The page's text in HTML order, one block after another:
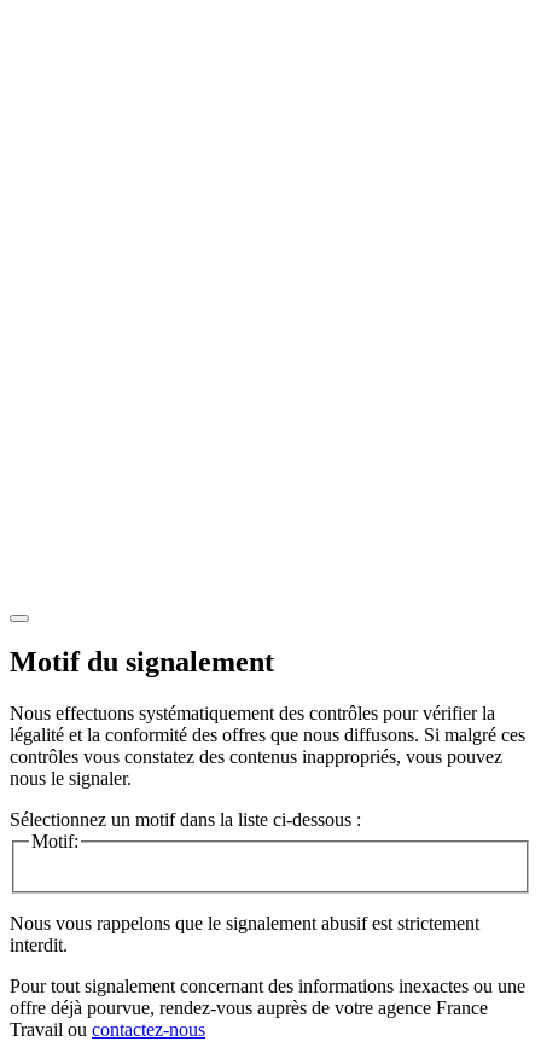
Motif du signalement
Nous effectuons systématiquement des contrôles pour vérifier la
légalité et la conformité des offres que nous diffusons. Si malgré ces
contrôles vous constatez des contenus inappropriés, vous pouvez
nous le signaler.
Sélectionnez un motif dans la liste ci-dessous :
Motif:
Nous vous rappelons que le signalement abusif est strictement
interdit.
Pour tout signalement concernant des informations inexactes ou une
offre déjà pourvue, rendez-vous auprès de votre agence France
Travail ou contactez-nous